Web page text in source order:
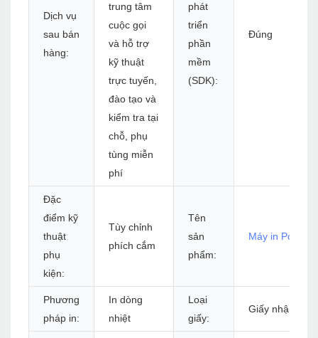
Dịch vụ
sau bán
hàng:
trung tâm
cuộc gọi
và hỗ trợ
kỹ thuật
trực tuyến,
đào tạo và
kiểm tra tại
chỗ, phụ
tùng miễn
phí
phát
triển
phần
mềm
(SDK):
Đúng
Đặc
điểm kỹ
thuật
phụ
kiện:
Tùy chỉnh
phích cắm
Tên
sản
phẩm:
Máy in Pos
Phương
pháp in:
In dòng
nhiệt
Loại
giấy:
Giấy nhận